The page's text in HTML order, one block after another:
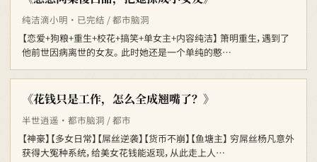
纯洁滴小明 · 已完结 / 都市脑洞
【恋爱+狗粮+重生+校花+搞笑+单女主+内容纯洁】 箫明重生，遇到了
他前世因病离世的女友。 此时她还是一个单纯的憨…
《花钱只是工作，怎么全成翘嘴了？》
半世逍遥 · 都市脑洞 / 都市
【神豪】【多女日常】【屌丝逆袭】【货币不崩】【鱼塘主】 穷屌丝杨凡意外
获得大冤种系统，给美女花钱能返现，从此走上人…